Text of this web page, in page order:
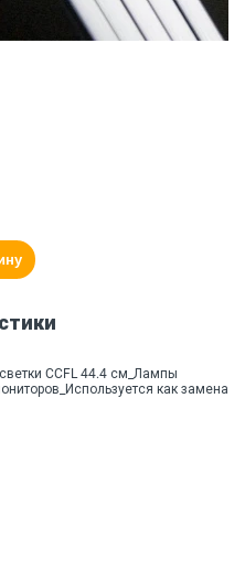
CCFL 44.4 см_Лампы
как замена